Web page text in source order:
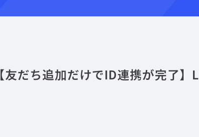
【友だち追加だけでID連携が完了